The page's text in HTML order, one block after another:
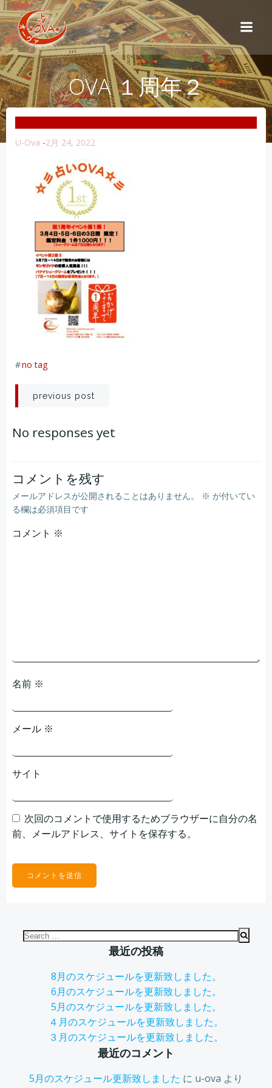
コ
ン
テ
ン
ツ
へ
ス
キ
OVA １周年２
U-Ova -2月 24, 2022
#no tag
投
稿
ビ
ゲ
ー
previous post
No responses yet
コメントを残す
メールアドレスが公開されることはありません。 ※ が付いてい
る欄は必須項目です
コメント ※
名前 ※
メール ※
サイト
次回のコメントで使用するためブラウザーに自分の名
前、メールアドレス、サイトを保存する。
Search
最近の投稿
8月のスケジュールを更新致しました。
6月のスケジュールを更新致しました。
5月のスケジュールを更新致しました。
４月のスケジュールを更新致しました。
３月のスケジュールを更新致しました。
最近のコメント
5月のスケジュール更新致しました に u-ova より